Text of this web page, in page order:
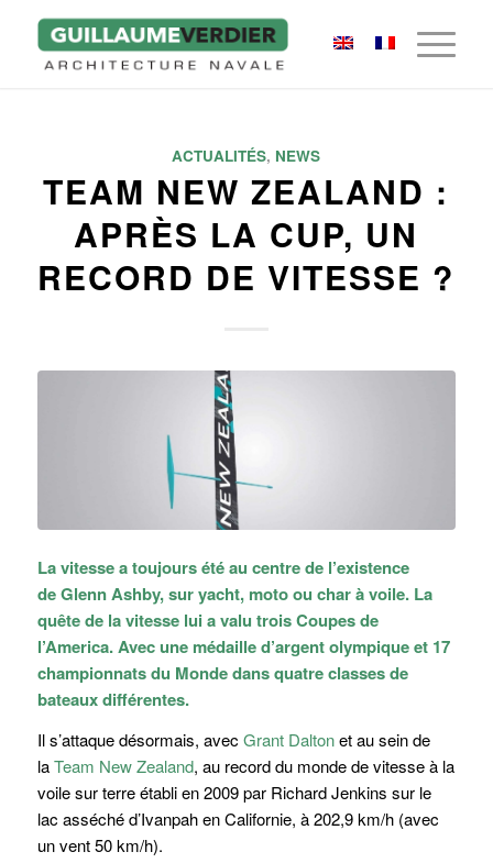
ACTUALITÉS, NEWS
TEAM NEW ZEALAND :
APRÈS LA CUP, UN
RECORD DE VITESSE ?
La vitesse a toujours été au centre de l’existence
deGlenn Ashby, sur yacht, moto ou char à voile. La
quête de la vitesse lui a valu trois Coupes de
l’America. Avec une médaille d’argent olympique et 17
championnats du Monde dans quatre classes de
bateaux différentes.
Il s’attaque désormais, avec Grant Daltonet au sein de
laTeam New Zealand, au record du monde de vitesse à la
voile sur terre établi en 2009 par Richard Jenkins sur le
lac asséché d’Ivanpah en Californie, à 202,9 km/h (avec
un vent 50 km/h).